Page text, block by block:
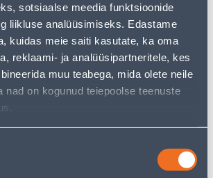
sotsiaalse meedia funktsioonide
liikluse analüüsimiseks. Edastame
kuidas meie saiti kasutate, ka oma
reklaami- ja analüüsipartneritele, kes
muu teabega, mida olete neile
nad on kogunud teiepoolse teenuste
82.90 € /tk
AKUGA
TASANDUSREHA GARDENA